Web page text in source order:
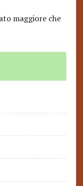
maggiore che